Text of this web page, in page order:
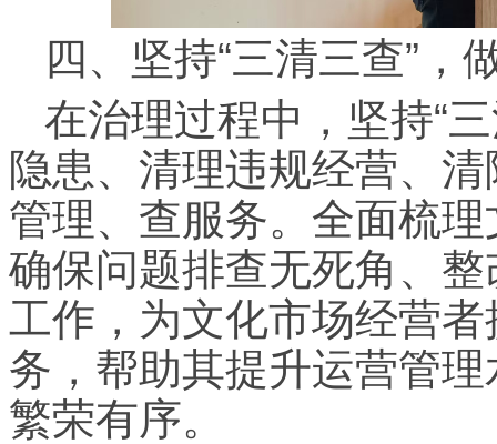
四、坚持“三清三查”，
在治理过程中，坚持“
隐患、清理违规经营、
管理、查服务。全面梳
确保问题排查无死角、
工作，为文化市场经营
务，帮助其提升运营管
繁荣有序。